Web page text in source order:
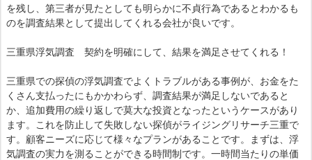
を残し、第三者が見たとしても明らかに不貞行為であるとわかるも
のを調査結果として提出してくれる会社が良いです。
三重県浮気調査 契約を明確にして、結果を満足させてくれる！
三重県での探偵の浮気調査でよくトラブルがある事例が、お金をた
くさん支払ったにもかかわらず、調査結果が満足しないであると
か、追加費用の繰り返しで莫大な投資となったというケースがあり
ます。これを防止して失敗しない探偵がライジングリサーチ三重で
す。顧客ニーズに応じて様々なプランがあることです。まずは、浮
気調査の実力を測ることができる時間制です。一時間当たりの単価